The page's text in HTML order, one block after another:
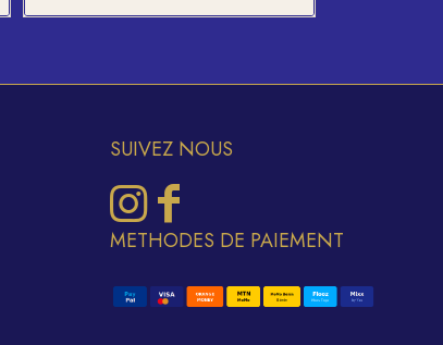
SUIVEZ NOUS
METHODES DE PAIEMENT